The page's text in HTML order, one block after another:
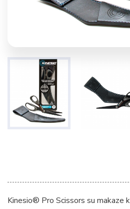
Kinesio® Pro Scissors su makaze